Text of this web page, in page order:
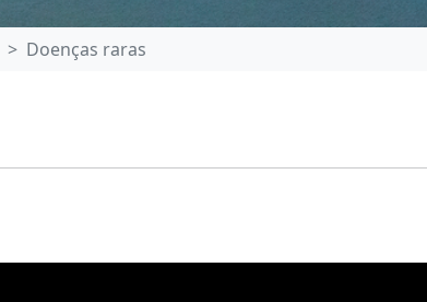
Doenças raras